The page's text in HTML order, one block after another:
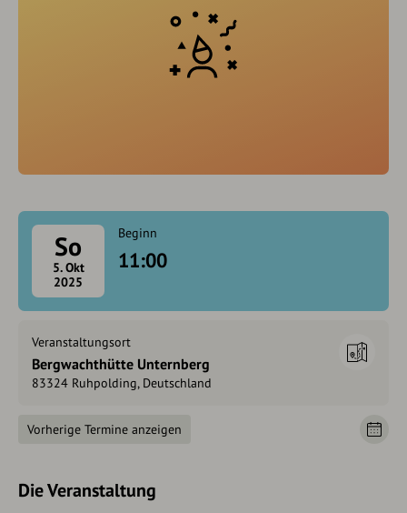
So
5. Okt
2025
Beginn
11:00
Veranstaltungsort
Bergwachthütte Unternberg
83324 Ruhpolding, Deutschland
Vorherige Termine anzeigen
Die Veranstaltung